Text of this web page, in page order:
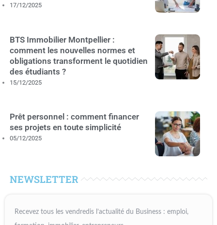
17/12/2025
BTS Immobilier Montpellier :
comment les nouvelles normes et
obligations transforment le quotidien
des étudiants ?
15/12/2025
Prêt personnel : comment financer
ses projets en toute simplicité
05/12/2025
NEWSLETTER
Recevez tous les vendredis l’actualité du Business : emploi,